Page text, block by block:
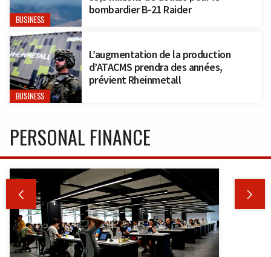
BUSINESS
bombardier B-21 Raider
BUSINESS
L’augmentation de la production
d’ATACMS prendra des années,
prévient Rheinmetall
PERSONAL FINANCE
 